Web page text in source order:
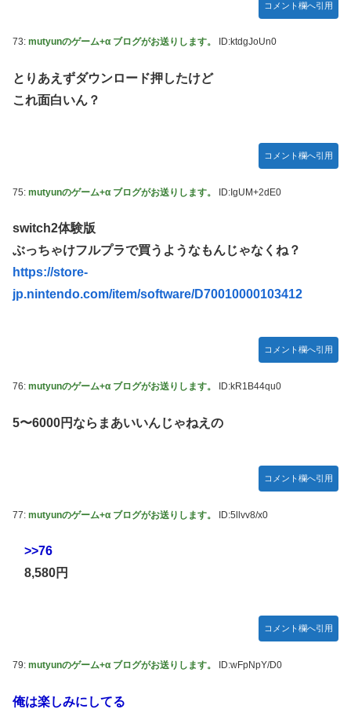
コメント欄へ引用
73: mutyunのゲーム+α ブログがお送りします。 ID:ktdgJoUn0
とりあえずダウンロード押したけど
これ面白いん？
コメント欄へ引用
75: mutyunのゲーム+α ブログがお送りします。 ID:IgUM+2dE0
switch2体験版
ぶっちゃけフルプラで買うようなもんじゃなくね？
https://store-
jp.nintendo.com/item/software/D70010000103412
コメント欄へ引用
76: mutyunのゲーム+α ブログがお送りします。 ID:kR1B44qu0
5〜6000円ならまあいいんじゃねえの
コメント欄へ引用
77: mutyunのゲーム+α ブログがお送りします。 ID:5llvv8/x0
>>76
8,580円
コメント欄へ引用
79: mutyunのゲーム+α ブログがお送りします。 ID:wFpNpY/D0
俺は楽しみにしてる